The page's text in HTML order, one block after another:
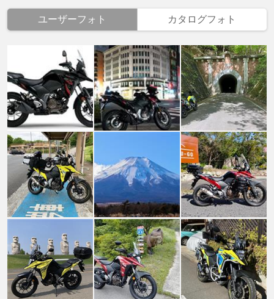
ユーザーフォト カタログフォト